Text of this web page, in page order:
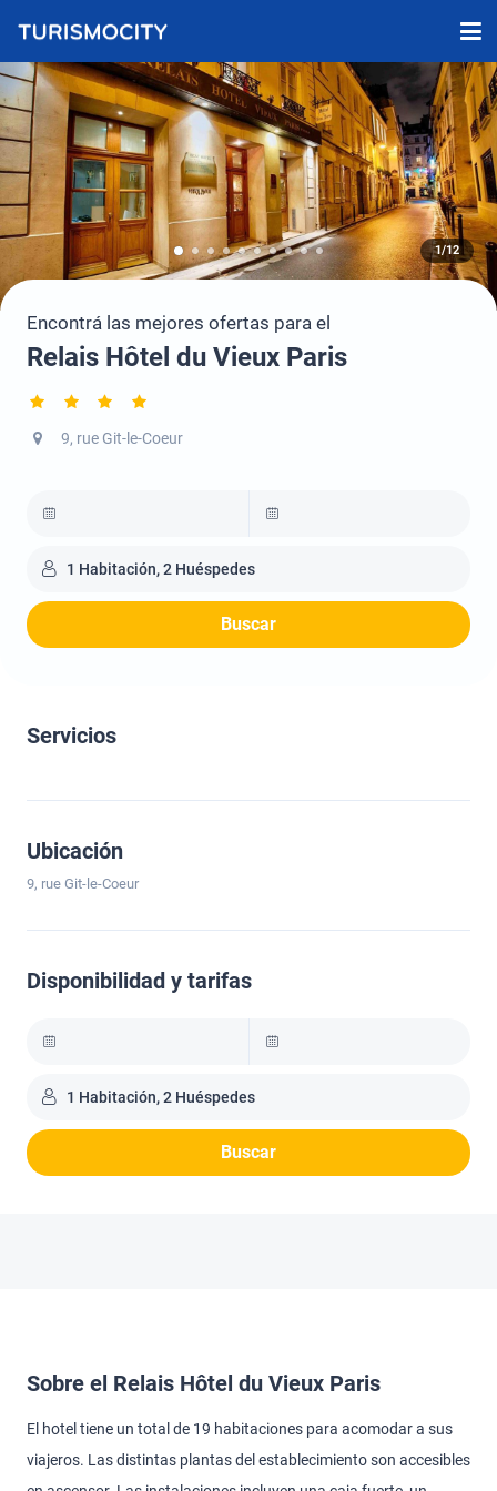
1/12
Encontrá las mejores ofertas para el
Relais Hôtel du Vieux Paris
9, rue Git-le-Coeur
1 Habitación, 2 Huéspedes
Buscar
Servicios
Ubicación
9, rue Git-le-Coeur
Disponibilidad y tarifas
1 Habitación, 2 Huéspedes
Buscar
Sobre el Relais Hôtel du Vieux Paris
El hotel tiene un total de 19 habitaciones para acomodar a sus
viajeros. Las distintas plantas del establecimiento son accesibles